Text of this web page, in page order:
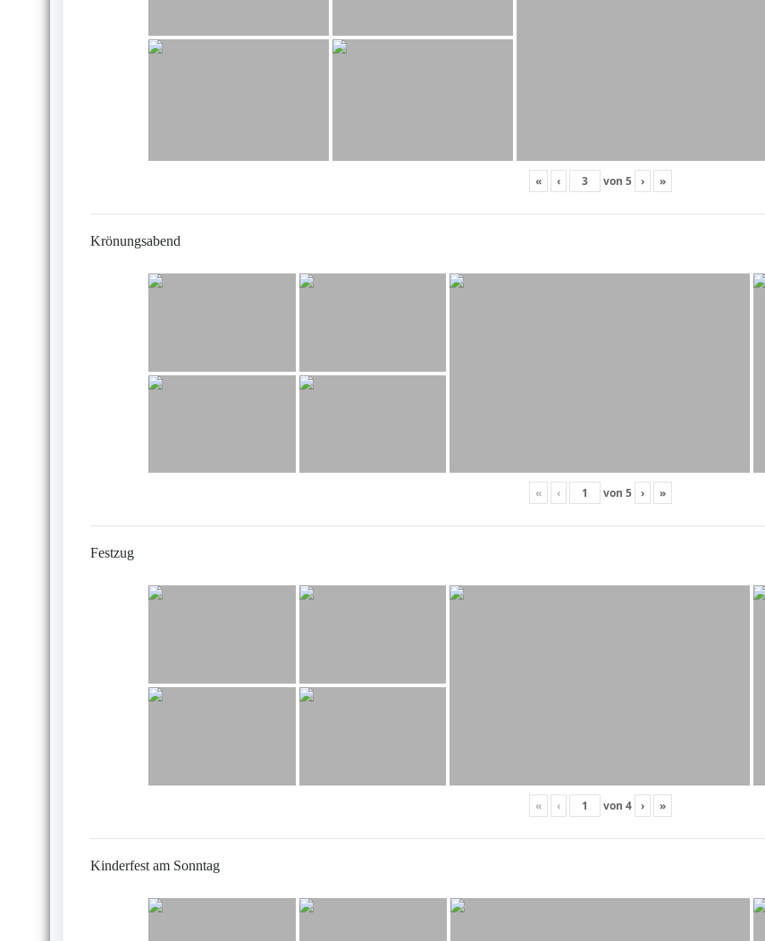
« ‹ von 5 › »
Krönungsabend
« ‹ von 5 › »
Festzug
« ‹ von 4 › »
Kinderfest am Sonntag